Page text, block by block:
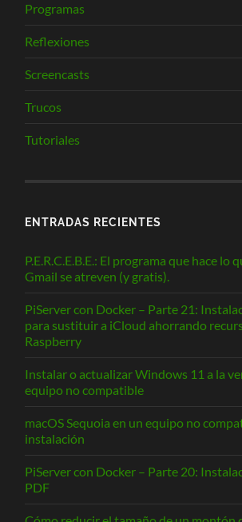
Programas
Reflexiones
Screencasts
Trucos
Tutoriales
ENTRADAS RECIENTES
P.E.R.C.E.B.E.: El programa que hace lo
Gmail se atreven (y gratis).
PiServer con Docker – Parte 21:
para sustituir a iCloud ahorrando
Raspberry
Instalar o actualizar Windows 11 a la
equipo no compatible
macOS Sequoia en un equipo no
instalación
PiServer con Docker – Parte 20:
PDF